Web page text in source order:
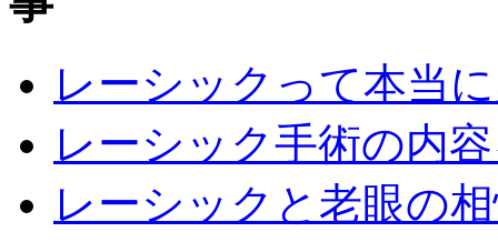
レーシックって本当
レーシック手術の内
レーシックと老眼の